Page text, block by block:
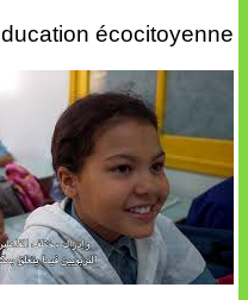
éducation écocitoyenne